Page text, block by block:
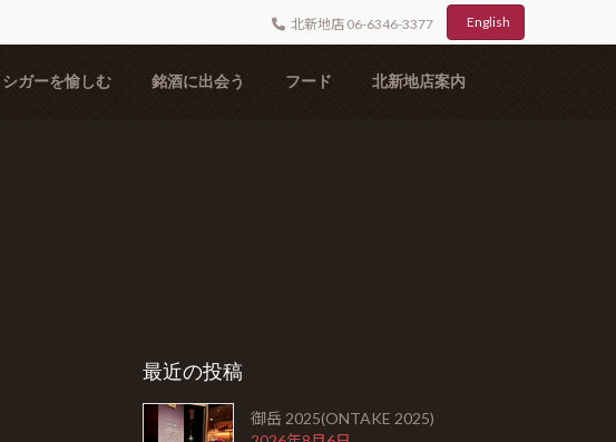
北新地店 06-6346-3377 English
シガーを愉しむ 銘酒に出会う フード 北新地店案内
最近の投稿
御岳 2025(ONTAKE 2025)